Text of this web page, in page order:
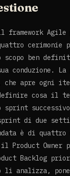
il framework
quattro
scopo ben
conduzione.
che apre ogni
cosa il
sprint
di due
è di
Product Owner
Backlog
li analizza, pone